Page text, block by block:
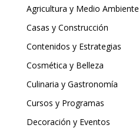
Agricultura y Medio Ambiente
Casas y Construcción
Contenidos y Estrategias
Cosmética y Belleza
Culinaria y Gastronomía
Cursos y Programas
Decoración y Eventos